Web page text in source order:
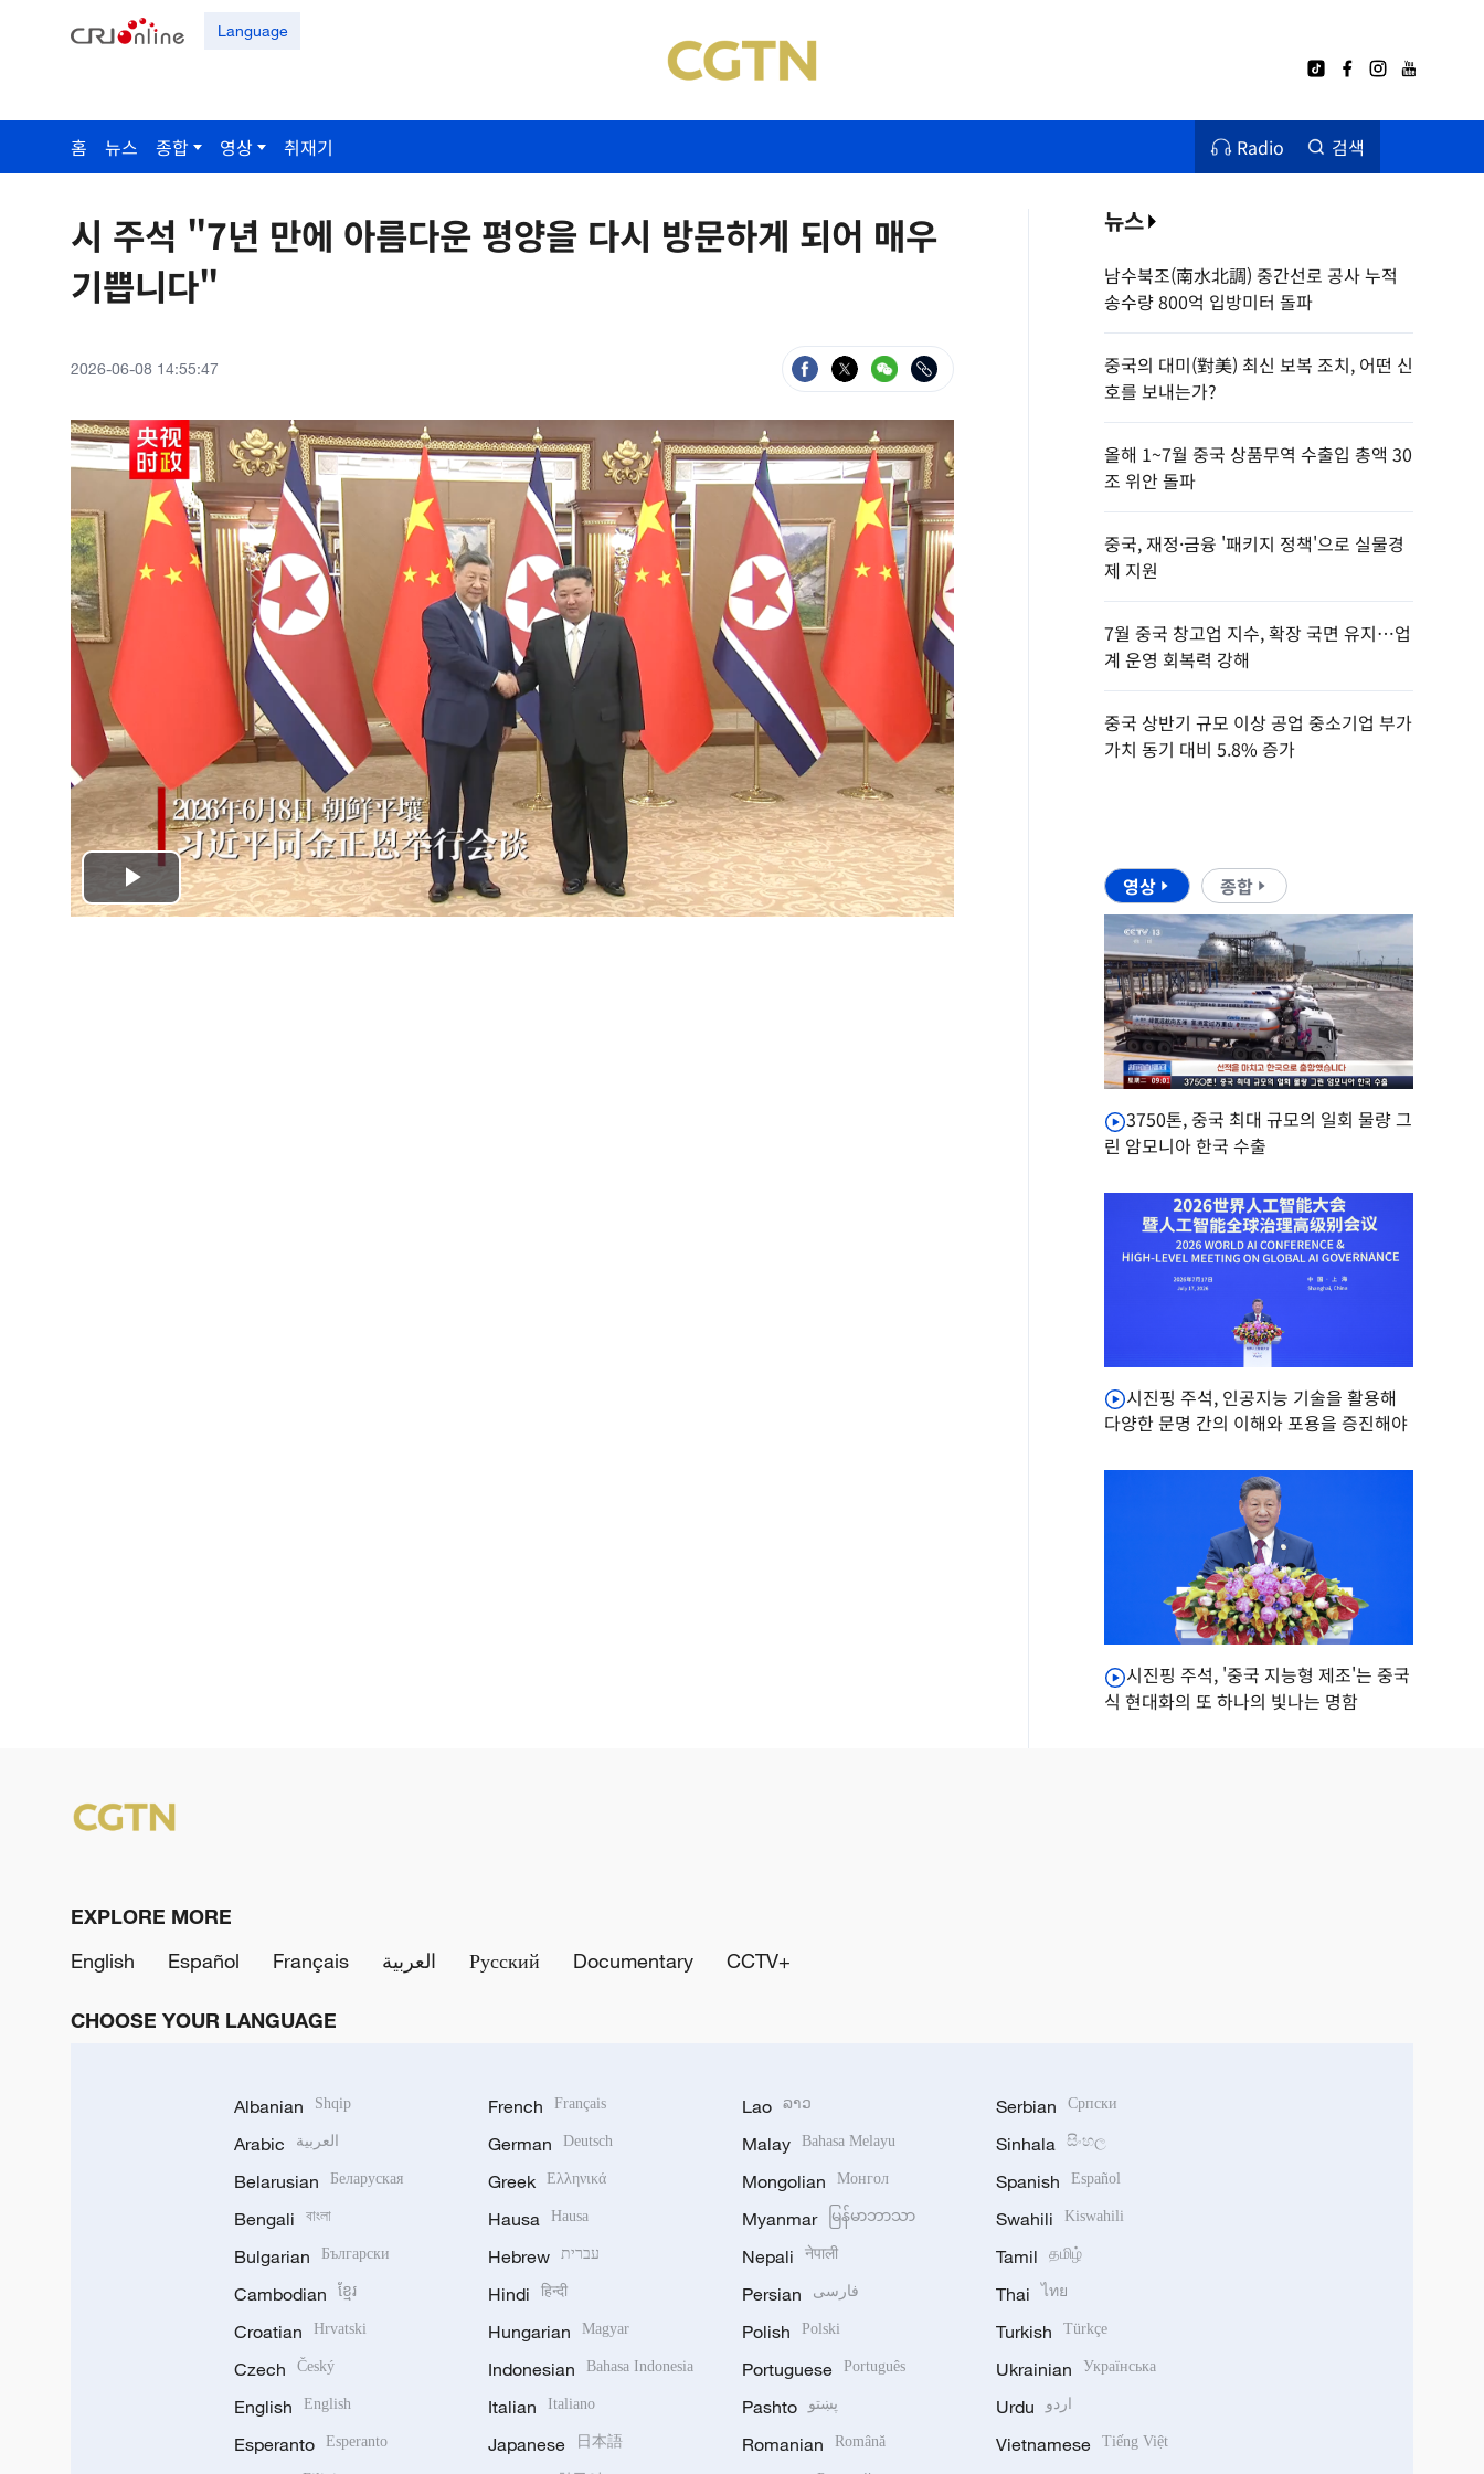
Language
홈 뉴스 종합 영상 취재기 Radio 검색
시 주석 "7년 만에 아름다운 평양을 다시 방문하게 되어 매우
기쁩니다"
2026-06-08 14:55:47
Play
뉴스
남수북조(南水北調) 중간선로 공사 누적
송수량 800억 입방미터 돌파
중국의 대미(對美) 최신 보복 조치, 어떤 신
호를 보내는가?
올해 1~7월 중국 상품무역 수출입 총액 30
조 위안 돌파
중국, 재정·금융 '패키지 정책'으로 실물경
제 지원
7월 중국 창고업 지수, 확장 국면 유지…업
계 운영 회복력 강해
중국 상반기 규모 이상 공업 중소기업 부가
가치 동기 대비 5.8% 증가
영상 종합
3750톤, 중국 최대 규모의 일회 물량 그
린 암모니아 한국 수출
시진핑 주석, 인공지능 기술을 활용해
다양한 문명 간의 이해와 포용을 증진해야
시진핑 주석, '중국 지능형 제조'는 중국
식 현대화의 또 하나의 빛나는 명함
EXPLORE MORE
English
Español Français العربية Русский Documentary CCTV+
CHOOSE YOUR LANGUAGE
Albanian Shqip
Arabic العربية
Belarusian Беларуская
Bengali বাংলা
Bulgarian Български
Cambodian ខ្មែរ
Croatian Hrvatski
Czech Český
English English
Esperanto Esperanto
French Français
German Deutsch
Greek Ελληνικά
Hausa Hausa
Hebrew עברית
Hindi हिन्दी
Hungarian Magyar
Indonesian Bahasa Indonesia
Italian Italiano
Japanese 日本語
Lao ລາວ
Malay Bahasa Melayu
Mongolian Монгол
Myanmar မြန်မာဘာသာ
Nepali नेपाली
Persian فارسی
Polish Polski
Portuguese Português
Pashto پښتو
Romanian Română
Serbian Српски
Sinhala සිංහල
Spanish Español
Swahili Kiswahili
Tamil தமிழ்
Thai ไทย
Turkish Türkçe
Ukrainian Українська
Urdu اردو
Vietnamese Tiếng Việt